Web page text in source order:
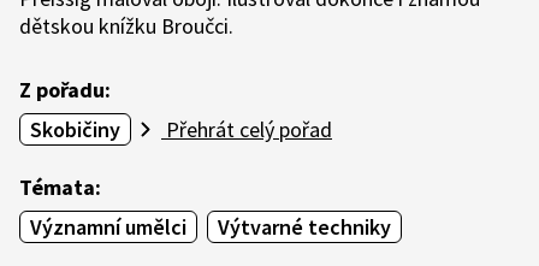
dětskou knížku Broučci.
Z pořadu:
Skobičiny
Přehrát celý pořad
Témata:
Významní umělci
Výtvarné techniky